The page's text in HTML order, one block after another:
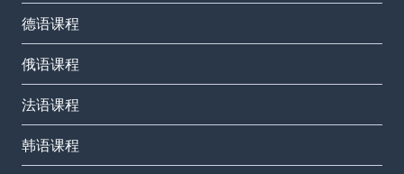
德语课程
俄语课程
法语课程
韩语课程